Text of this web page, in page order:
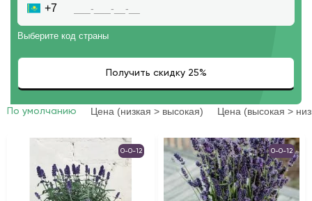
+7
Выберите код страны
По умолчанию Цена (низкая > высокая) Цена (высокая >
0-0-12 0-0-12